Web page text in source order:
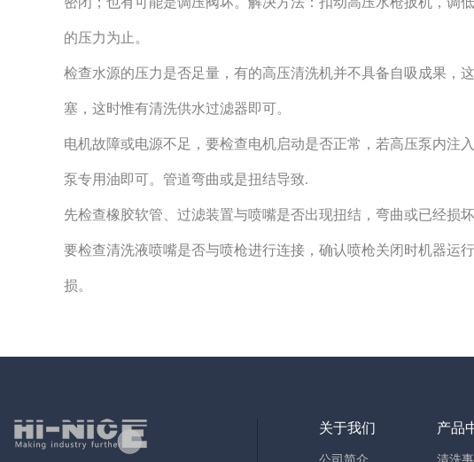
的压力为止。
检查水源的压力是否足量，有的高压清洗机并不具备自吸成果，
塞，这时惟有清洗供水过滤器即可。
电机故障或电源不足，要检查电机启动是否正常，若高压泵内注
泵专用油即可。管道弯曲或是扭结导致.
先检查橡胶软管、过滤装置与喷嘴是否出现扭结，弯曲或已经损
要检查清洗液喷嘴是否与喷枪进行连接，确认喷枪关闭时机器运
损。
关于我们 产品